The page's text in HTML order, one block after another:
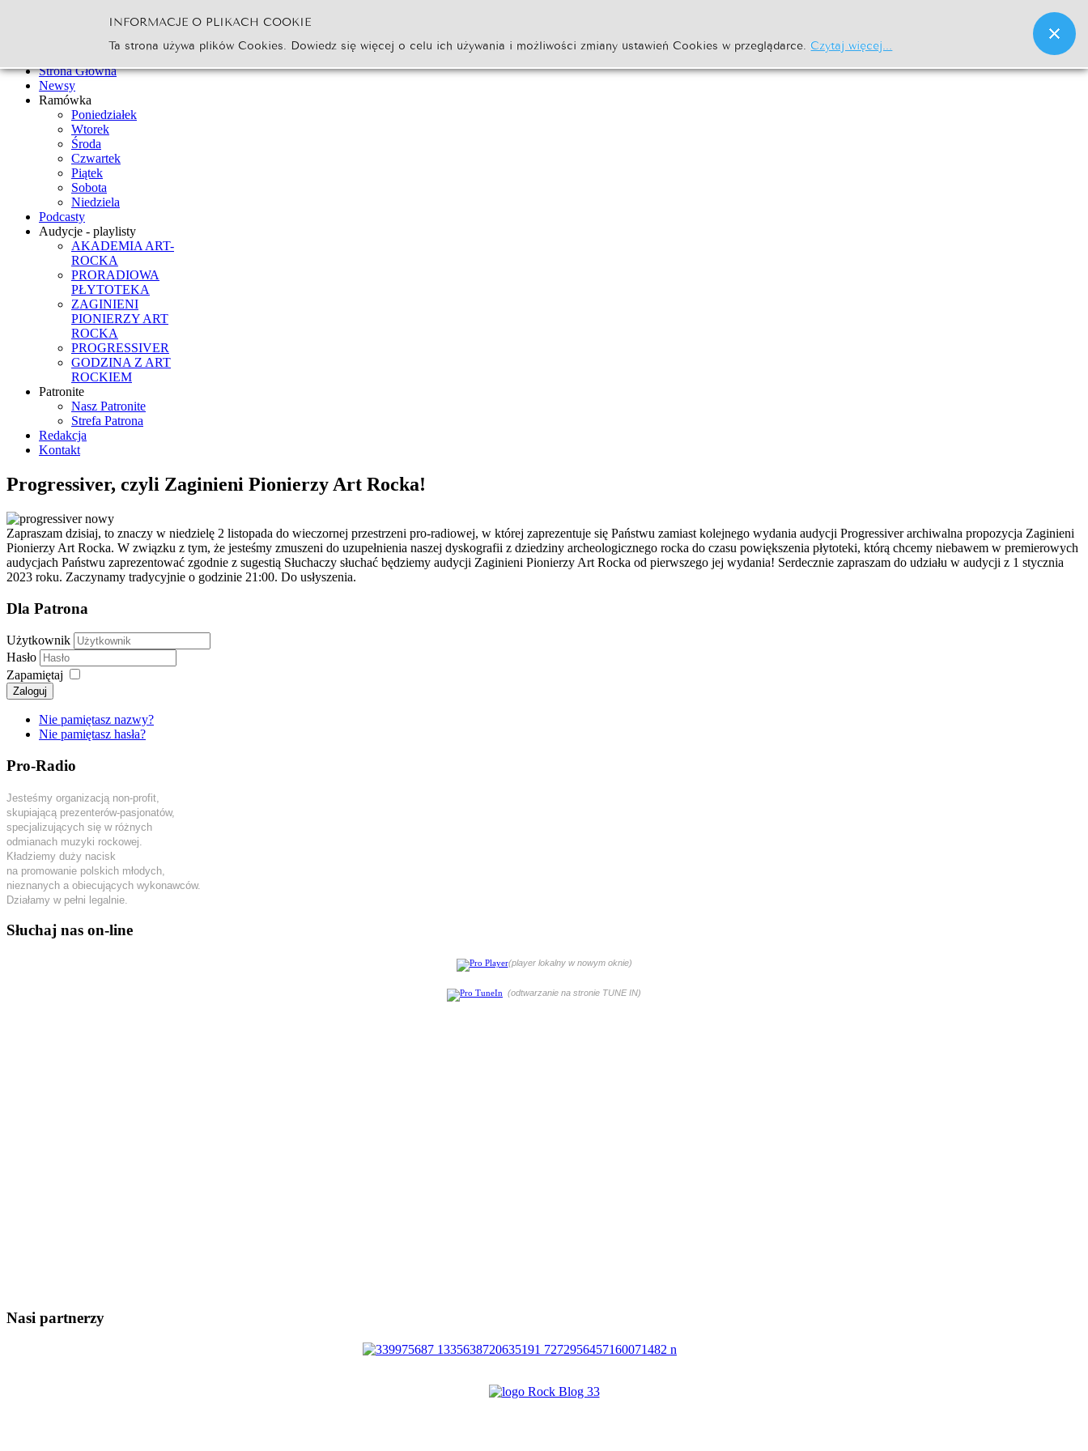
Go
Strona Główna
Newsy
Ramówka
Poniedziałek
Wtorek
Środa
Czwartek
Piątek
Sobota
Niedziela
Podcasty
Audycje - playlisty
AKADEMIA ART-
ROCKA
PRORADIOWA
PŁYTOTEKA
ZAGINIENI
PIONIERZY ART
ROCKA
PROGRESSIVER
GODZINA Z ART
ROCKIEM
Patronite
Nasz Patronite
Strefa Patrona
Redakcja
Kontakt
Progressiver, czyli Zaginieni Pionierzy Art Rocka!
Zapraszam dzisiaj, to znaczy w niedzielę 2 listopada do wieczornej przestrzeni pro-radiowej, w której zaprezentuje się Państwu zamiast kolejnego wydania audycji Progressiver archiwalna propozycja Zaginieni
Pionierzy Art Rocka. W związku z tym, że jesteśmy zmuszeni do uzupełnienia naszej dyskografii z dziedziny archeologicznego rocka do czasu powiększenia płytoteki, którą chcemy niebawem w premierowych
audycjach Państwu zaprezentować zgodnie z sugestią Słuchaczy słuchać będziemy audycji Zaginieni Pionierzy Art Rocka od pierwszego jej wydania! Serdecznie zapraszam do udziału w audycji z 1 stycznia
2023 roku. Zaczynamy tradycyjnie o godzinie 21:00. Do usłyszenia.
Dla Patrona
Użytkownik
Hasło
Zapamiętaj
Zaloguj
Nie pamiętasz nazwy?
Nie pamiętasz hasła?
Pro-Radio
Jesteśmy organizacją non-profit,
skupiającą prezenterów-pasjonatów,
specjalizujących się w różnych
odmianach muzyki rockowej.
Kładziemy duży nacisk
na promowanie polskich młodych,
nieznanych a obiecujących wykonawców.
Działamy w pełni legalnie.
Słuchaj nas on-line
(player lokalny w nowym oknie)
(odtwarzanie na stronie TUNE IN)
Nasi partnerzy
INFORMACJE O PLIKACH COOKIE
Ta strona używa plików Cookies. Dowiedz się więcej o celu ich używania i możliwości zmiany ustawień Cookies w przeglądarce.Czytaj więcej...